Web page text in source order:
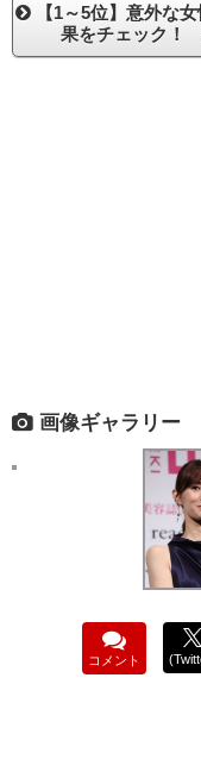
【1～5位】意外な
果をチェック！
画像ギャラリー
コメント